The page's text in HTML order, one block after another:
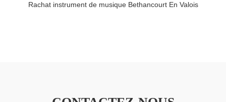
Rachat instrument de musique Bethancourt En Valois